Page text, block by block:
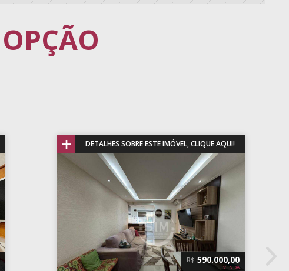
OPÇÃO
+ DETALHES SOBRE ESTE IMÓVEL, CLIQUE AQUI!
R$ 680.000,00
VENDA